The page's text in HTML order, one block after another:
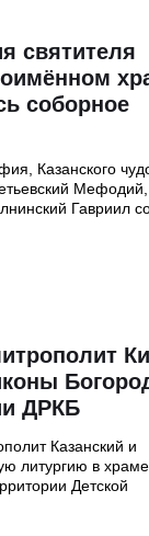
святителя
соборное
Казанского
Гавриил
ДРКБ
Казанский и
литургию в храме
Детской